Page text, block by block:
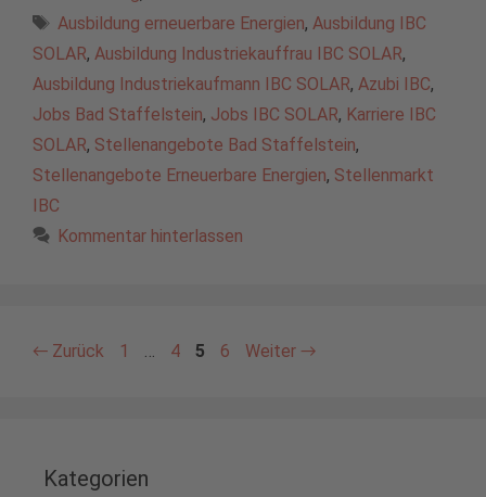
Schlagwörter
Ausbildung erneuerbare Energien, Ausbildung IBC
SOLAR, Ausbildung Industriekauffrau IBC SOLAR,
Ausbildung Industriekaufmann IBC SOLAR, Azubi IBC,
Jobs Bad Staffelstein, Jobs IBC SOLAR, Karriere IBC
SOLAR, Stellenangebote Bad Staffelstein,
Stellenangebote Erneuerbare Energien, Stellenmarkt
IBC
Kommentar hinterlassen
← Zurück Seite
1 … Seite
4 Seite
5 Seite
6 Weiter →
Kategorien